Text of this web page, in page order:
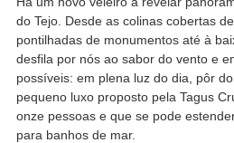
do Tejo. Desde as colinas cobertas
pontilhadas de monumentos até à
desfila por nós ao sabor do vento e
possíveis: em plena luz do dia, pôr
pequeno luxo proposto pela Tagus
onze pessoas e que se pode
para banhos de mar.